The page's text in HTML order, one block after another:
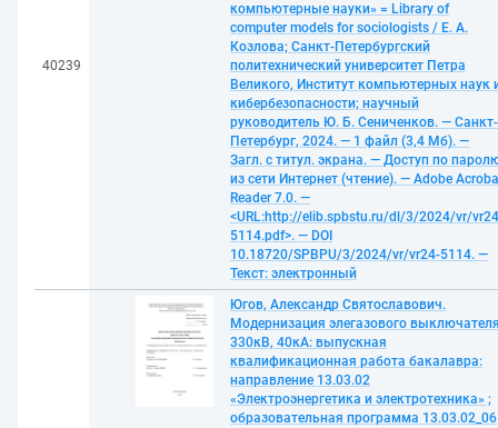
40239
компьютерные науки» = Library of
computer models for sociologists / Е. А.
Козлова; Санкт-Петербургский
политехнический университет Петра
Великого, Институт компьютерных наук
кибербезопасности; научный
руководитель Ю. Б. Сениченков. — Санкт-
Петербург, 2024. — 1 файл (3,4 Мб). —
Загл. с титул. экрана. — Доступ по
из сети Интернет (чтение). — Adobe
Reader 7.0. —
<URL:http://elib.spbstu.ru/dl/3/2024/vr/
5114.pdf>. — DOI
10.18720/SPBPU/3/2024/vr/vr24-5114. —
Текст: электронный
Югов, Александр Святославович.
Модернизация элегазового
330кВ, 40кА: выпускная
квалификационная работа бакалавра:
направление 13.03.02
«Электроэнергетика и электротехника» ;
образовательная программа 13.03.02_06